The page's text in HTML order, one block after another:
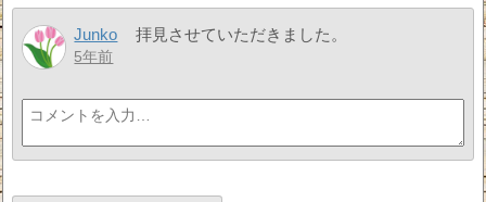
Junko 拝見させていただきました。
5年前